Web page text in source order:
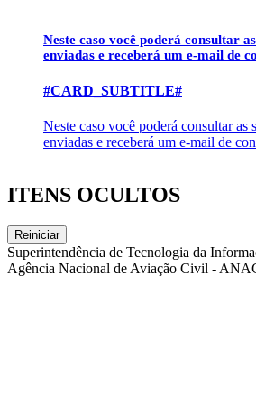
Neste caso você poderá consultar
enviadas e receberá um e-mail de
#CARD_SUBTITLE#
Neste caso você poderá consultar as
enviadas e receberá um e-mail de
ITENS OCULTOS
Reiniciar
Superintendência de Tecnologia da
Agência Nacional de Aviação Civil -